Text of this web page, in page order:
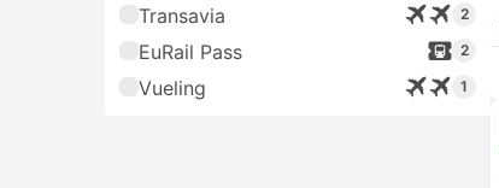
Transavia 2
EuRail Pass 2
Vueling 1